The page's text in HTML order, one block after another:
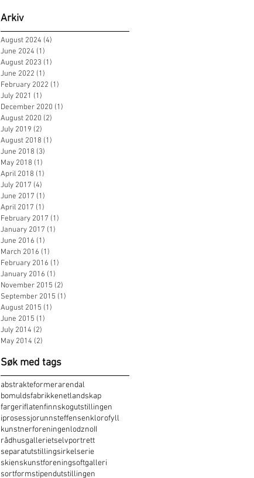
Arkiv
August 2024 (4)
June 2024 (1)
August 2023 (1)
June 2022 (1)
February 2022 (1)
July 2021 (1)
December 2020 (1)
August 2020 (2)
July 2019 (2)
August 2018 (1)
June 2018 (3)
May 2018 (1)
April 2018 (1)
July 2017 (4)
June 2017 (1)
April 2017 (1)
February 2017 (1)
January 2017 (1)
June 2016 (1)
March 2016 (1)
February 2016 (1)
January 2016 (1)
November 2015 (2)
September 2015 (1)
August 2015 (1)
June 2015 (1)
July 2014 (2)
May 2014 (2)
Søk med tags
abstrakteformerarendal
bomuldsfabrikkenetlandskap
fargeriflatenfinnskogutstillingen
iprosessjorunnsteffensenklorofyll
kunstnerforeningenlodznoII
rådhusgallerietselvportrett
separatutstillingsirkelserie
skienskunstforeningsoftgalleri
sortformstipendutstillingen